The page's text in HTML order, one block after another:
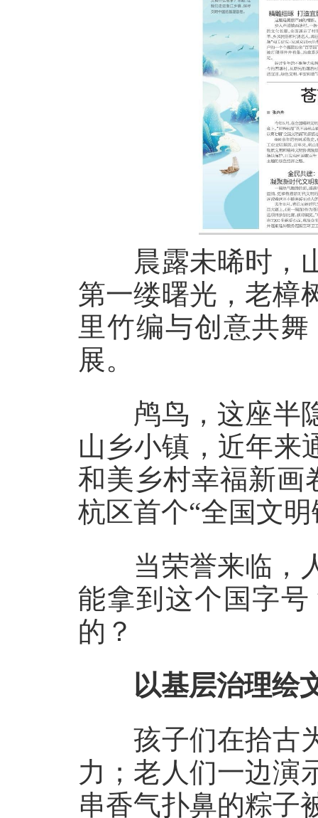
晨露未晞时，山
第一缕曙光，老樟
里竹编与创意共
展。
鸬鸟，这座半
山乡小镇，近年来
和美乡村幸福新
杭区首个“全国文
当荣誉来临，人
能拿到这个国字
的？
以基层治理绘
孩子们在拾古为
力；老人们一边演
串香气扑鼻的粽